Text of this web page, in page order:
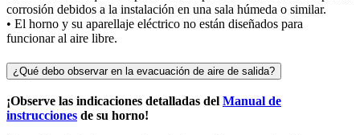
corrosión debidos a la instalación en una sala húmeda o similar.
• El horno y su aparellaje eléctrico no están diseñados para
funcionar al aire libre.
¿Qué debo observar en la evacuación de aire de salida?
¡Observe las indicaciones detalladas del Manual de
instrucciones de su horno!